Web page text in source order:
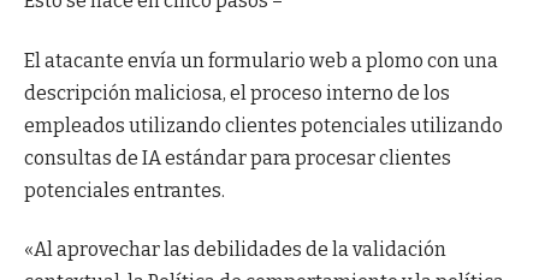
El atacante envía un formulario web a plomo con una
descripción maliciosa, el proceso interno de los
empleados utilizando clientes potenciales utilizando
consultas de IA estándar para procesar clientes
potenciales entrantes.
«Al aprovechar las debilidades de la validación